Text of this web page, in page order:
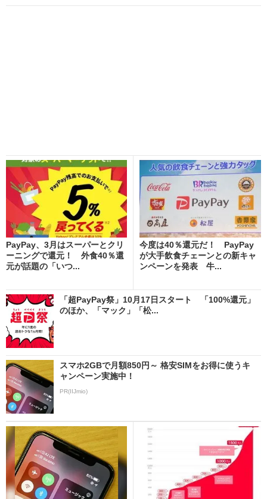
PayPay、3月はスーパーとクリ
ーニングで還元！ 外食40％還
元が話題の「いつ...
今度は40％還元だ！ PayPay
が大手飲食チェーンとの新キャ
ンペーンを発表 牛...
「超PayPay祭」10月17日スタート 「100%還元」
のほか、「マック」「松...
スマホ2GBで月額850円～ 格安SIMをお得に使うキ
ャンペーン実施中！
PR(IIJmio)